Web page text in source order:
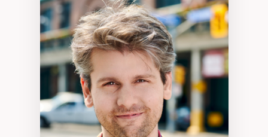
Travail social, action et justice sociale
Fondements de l’intervention et des
nouvelles pratiques en travail social et en
éducation inclusive
Minorités linguistiques, offre active et
francophonie plurielle en contexte
linguistique minoritaire
Études critiques sur le handicap, la
neurodiversité, l'agentivité et les injustices
épistémiques
Intersectionnalité et réalités 2SLGBTQ+
Méthodes d’interventions et approches
antiraciste, décoloniale, anti-oppressive
Approche interculturelle critique